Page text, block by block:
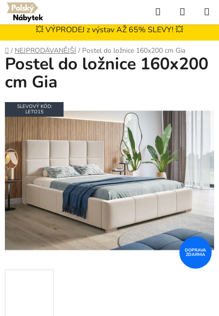
Přejít
na
obsah
Hledat
KOŠÍK
💥 VÝPRODEJ z výstav AŽ 65% SLEVY! 💥
Domů
/ NEJPRODÁVANĚJŠÍ / Postel do ložnice 160x200 cm Gia
Postel do ložnice 160x200
cm Gia
SLEVOVÝ KÓD:
LETO15
DOPRAVA
ZDARMA